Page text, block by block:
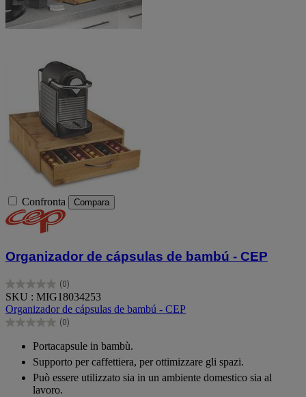
Confronta Compara
Organizador de cápsulas de bambú - CEP
(0)
0.0
su
5
stelle.
SKU : MIG18034253
Organizador de cápsulas de bambú - CEP
(0)
0.0
stelle.
Portacapsule in bambù.
Supporto per caffettiera, per ottimizzare gli spazi.
Può essere utilizzato sia in un ambiente domestico sia al
lavoro.